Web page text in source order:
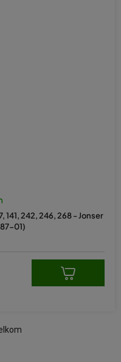
141, 242, 246, 268 - Jonser
01)